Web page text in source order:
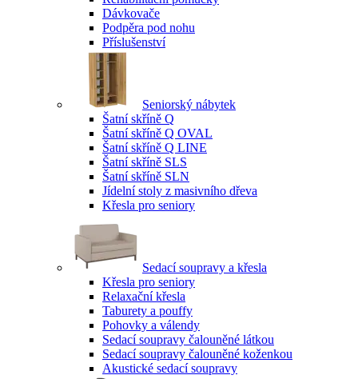
Dávkovače
Podpěra pod nohu
Příslušenství
Seniorský nábytek
Šatní skříně Q
Šatní skříně Q OVAL
Šatní skříně Q LINE
Šatní skříně SLS
Šatní skříně SLN
Jídelní stoly z masivního dřeva
Křesla pro seniory
Sedací soupravy a křesla
Křesla pro seniory
Relaxační křesla
Taburety a pouffy
Pohovky a válendy
Sedací soupravy čalouněné látkou
Sedací soupravy čalouněné koženkou
Akustické sedací soupravy